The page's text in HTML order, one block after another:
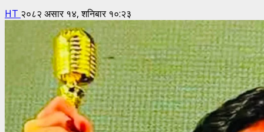
HT २०८२ असार १४, शनिबार १०:२३